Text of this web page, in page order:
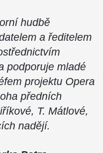
hudbě
a ředitelem
podporuje mladé
projektu Opera
předních
T. Mátlové,
nadějí.